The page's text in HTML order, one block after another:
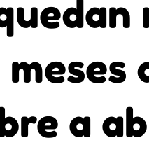
a